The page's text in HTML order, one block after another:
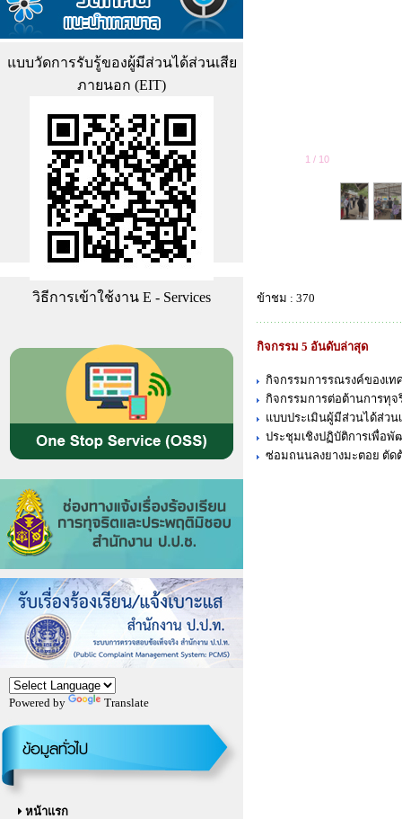
แบบวัดการรับรู้ของผู้มีส่วนได้ส่วนเสีย
ภายนอก (EIT)
วิธีการเข้าใช้งาน E - Services
Powered by Translate
ข้อมูลทั่วไป
หน้าแรก
1 / 10
ข้าชม : 370
กิจกรรม 5 อันดับล่าสุด
กิจกรรมการรณรงค์ของเท
กิจกรรมการต่อต้านการทุ
แบบประเมินผู้มีส่วนได้ส่วน
ประชุมเชิงปฏิบัติการเพื่อ
ซ่อมถนนลงยางมะตอย ตัด